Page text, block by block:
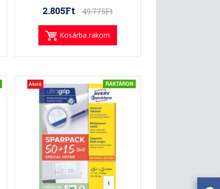
2.805Ft 49.775Ft
Kosárba rakom
Akció RAKTÁRON